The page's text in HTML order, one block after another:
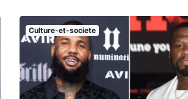
Culture-et-societe